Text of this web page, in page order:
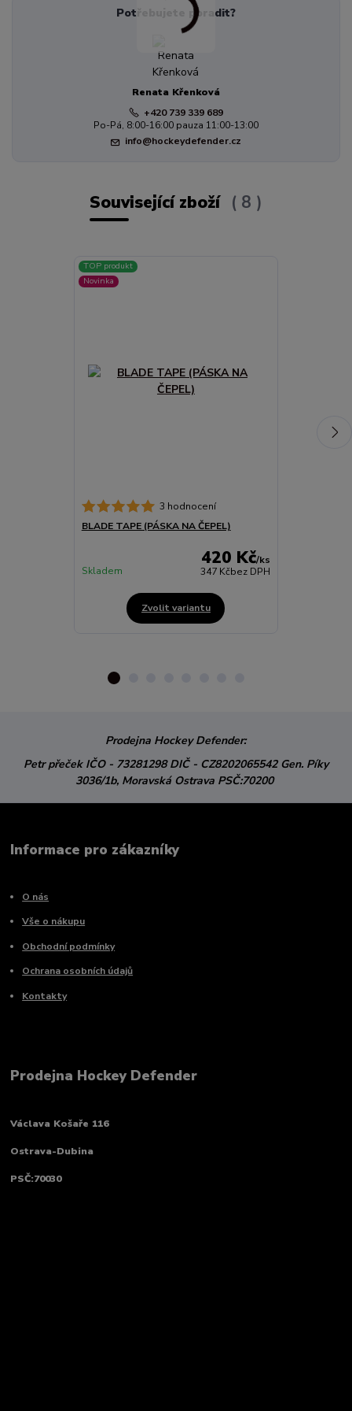
Potřebujete poradit?
Renata Křenková
+420 739 339 689
Po-Pá, 8:00-16:00 pauza 11:00-13:00
info@hockeydefender.cz
Související zboží 8
TOP produkt
Novinka
3 hodnocení
BLADE TAPE (PÁSKA NA ČEPEL)
420 Kč/ks
347 Kčbez DPH
Skladem
Zvolit variantu
Prodejna Hockey Defender:
Petr přeček IČO - 73281298DIČ - CZ8202065542 Gen. Píky
3036/1b, Moravská Ostrava PSČ:70200
Informace pro zákazníky
O nás
Vše o nákupu
Obchodní podmínky
Ochrana osobních údajů
Kontakty
Prodejna Hockey Defender
Václava Košaře 116
Ostrava-Dubina
PSČ:70030